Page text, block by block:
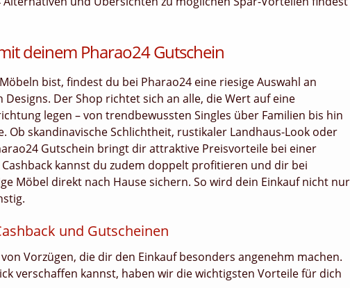
deinem Pharao24 Gutschein
bist, findest du bei Pharao24 eine riesige Auswahl an
Der Shop richtet sich an alle, die Wert auf eine
legen – von trendbewussten Singles über Familien bis hin
Ob skandinavische Schlichtheit, rustikaler Landhaus-Look oder
Gutschein bringt dir attraktive Preisvorteile bei einer
kannst du zudem doppelt profitieren und dir bei
Möbel direkt nach Hause sichern. So wird dein Einkauf nicht nur
und Gutscheinen
Vorzügen, die dir den Einkauf besonders angenehm machen.
verschaffen kannst, haben wir die wichtigsten Vorteile für dich